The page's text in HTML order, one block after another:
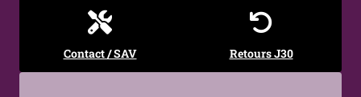
Contact / SAV Retours J30